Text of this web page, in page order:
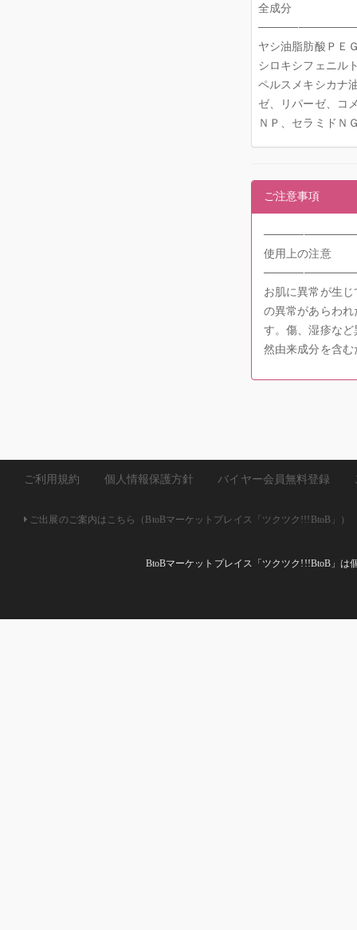
全成分
ヤシ油脂肪酸ＰＥ
シロキシフェニル
ペルスメキシカナ
ゼ、リパーゼ、コ
ＮＰ、セラミドＮ
ご注意事項
使用上の注意
お肌に異常が生
の異常があらわ
す。傷、湿疹な
然由来成分を含
ご利用規約 個人情報保護方針 バイヤー会員無料登録
ご出展のご案内はこちら（BtoBマーケットプレイス「ツクツク!!!BtoB」）
BtoBマーケットプレイス「ツクツク!!!BtoB」は